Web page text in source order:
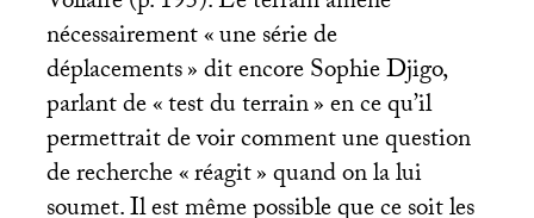
nécessairement «une série de
déplacements» dit encore Sophie Djigo,
parlant de «test du terrain» en ce qu’il
permettrait de voir comment une question
de recherche «réagit» quand on la lui